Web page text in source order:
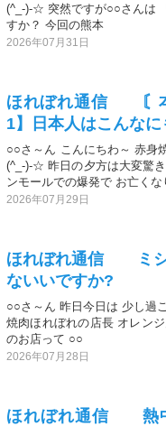
(^_-)-☆ 突然ですが○○さんは
すか？ 今回の熊本
2026年07月31日
ほれぼれ通信 〘
1】日本人はこんな
○○さ～ん こんにちわ～ 赤身
(^_-)-☆ 昨日の夕方は大変驚
ンモールでの爆発で お亡くな
2026年07月29日
ほれぼれ通信 ミシ
ないいですか?
○○さ～ん 昨日今日は 少し過
焼肉ほれぼれの店長 オレン
のお店って ○○
2026年07月28日
ほれぼれ通信 熱中